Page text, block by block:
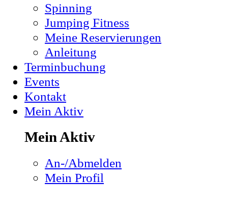
Spinning
Jumping Fitness
Meine Reservierungen
Anleitung
Terminbuchung
Events
Kontakt
Mein Aktiv
Mein Aktiv
An-/Abmelden
Mein Profil